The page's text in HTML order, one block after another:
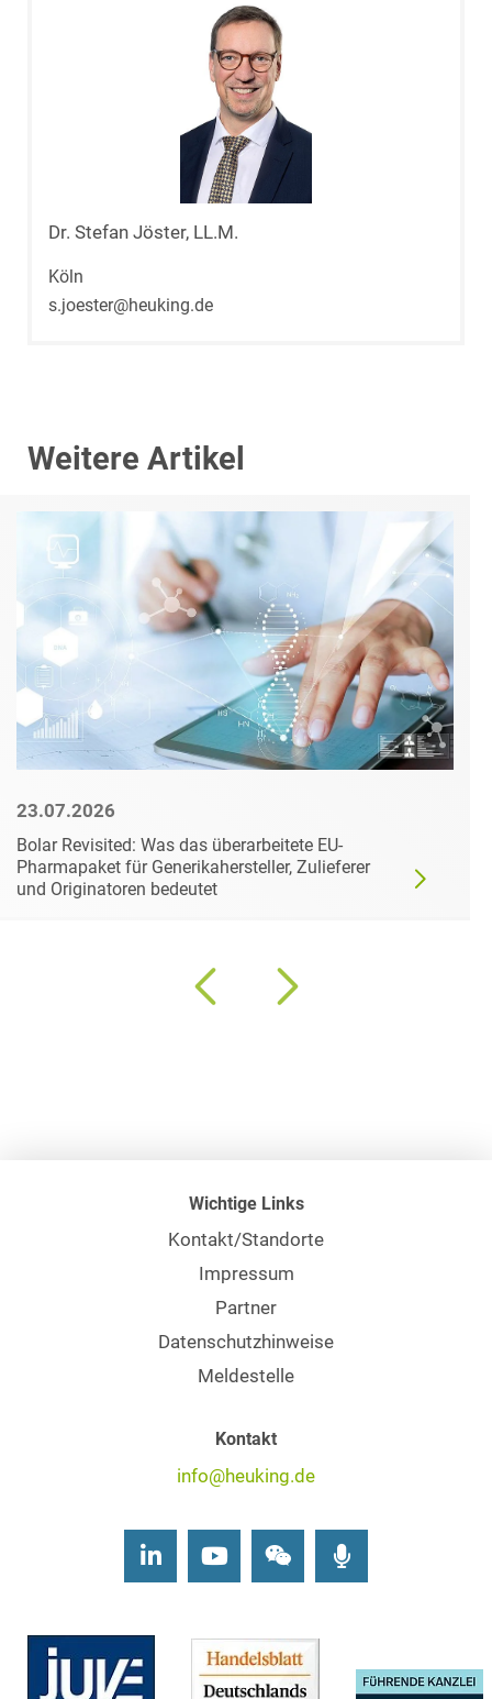
Dr. Stefan Jöster, LL.M.
Köln
s.joester@heuking.de
Weitere Artikel
23.07.2026
Bolar Revisited: Was das überarbeitete EU-
Pharmapaket für Generikahersteller, Zulieferer
und Originatoren bedeutet
Wichtige Links
Kontakt/Standorte
Impressum
Partner
Datenschutzhinweise
Meldestelle
Kontakt
info@heuking.de
LinkedInYoutubeWechat